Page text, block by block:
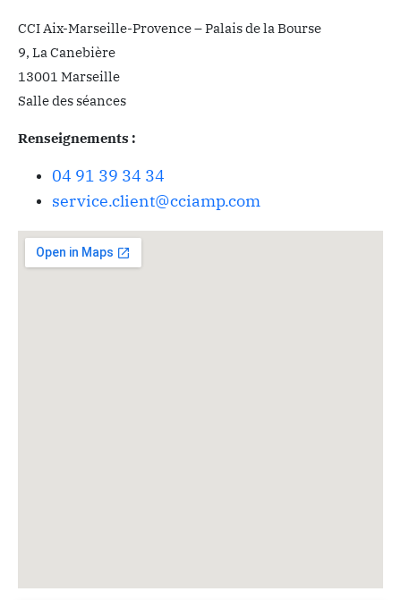
CCI Aix-Marseille-Provence – Palais de la Bourse
9, La Canebière
13001 Marseille
Salle des séances
Renseignements :
04 91 39 34 34
service.client@cciamp.com